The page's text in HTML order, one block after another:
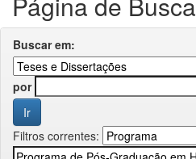
Buscar em:
por
Filtros correntes: